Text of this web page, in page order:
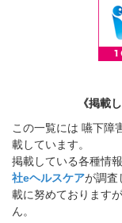
《掲載
この一覧には 嚥下障
載しています。
掲載している各種情
社eヘルスケアが調査
載に努めております
ん。